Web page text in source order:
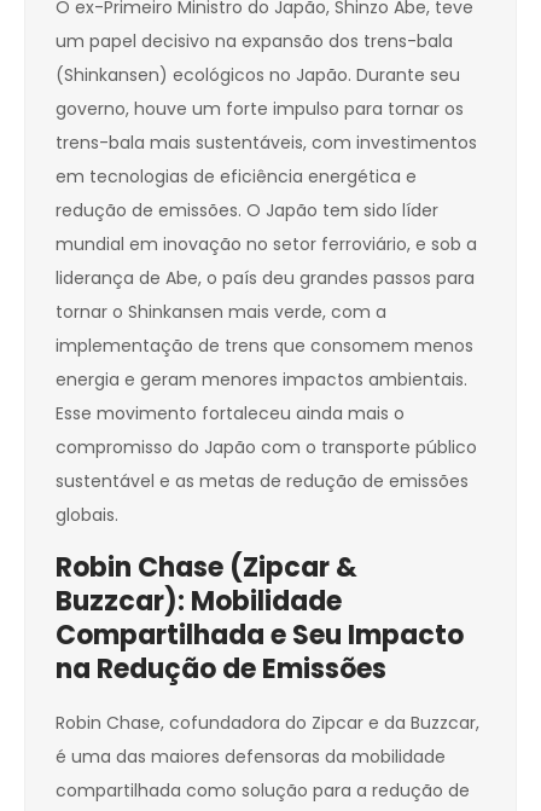
O ex-Primeiro Ministro do Japão, Shinzo Abe, teve
um papel decisivo na expansão dos trens-bala
(Shinkansen) ecológicos no Japão. Durante seu
governo, houve um forte impulso para tornar os
trens-bala mais sustentáveis, com investimentos
em tecnologias de eficiência energética e
redução de emissões. O Japão tem sido líder
mundial em inovação no setor ferroviário, e sob a
liderança de Abe, o país deu grandes passos para
tornar o Shinkansen mais verde, com a
implementação de trens que consomem menos
energia e geram menores impactos ambientais.
Esse movimento fortaleceu ainda mais o
compromisso do Japão com o transporte público
sustentável e as metas de redução de emissões
globais.
Robin Chase (Zipcar &
Buzzcar): Mobilidade
Compartilhada e Seu Impacto
na Redução de Emissões
Robin Chase, cofundadora do Zipcar e da Buzzcar,
é uma das maiores defensoras da mobilidade
compartilhada como solução para a redução de